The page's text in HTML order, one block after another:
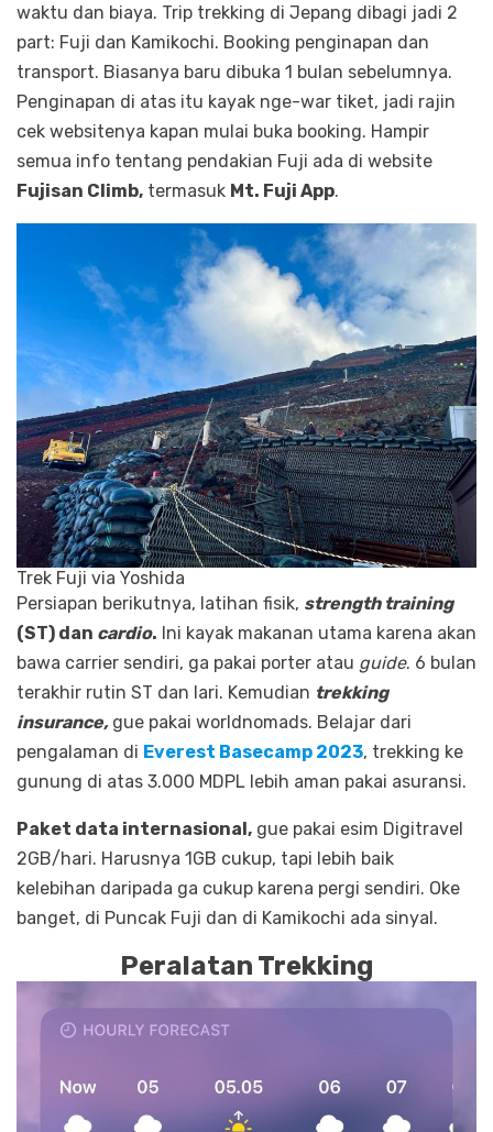
waktu dan biaya. Trip trekking di Jepang dibagi jadi 2
part: Fuji dan Kamikochi. Booking penginapan dan
transport. Biasanya baru dibuka 1 bulan sebelumnya.
Penginapan di atas itu kayak nge-war tiket, jadi rajin
cek websitenya kapan mulai buka booking. Hampir
semua info tentang pendakian Fuji ada di website
Fujisan Climb, termasuk Mt. Fuji App.
Trek Fuji via Yoshida
Persiapan berikutnya, latihan fisik, strength training
(ST) dan cardio. Ini kayak makanan utama karena akan
bawa carrier sendiri, ga pakai porter atau guide. 6 bulan
terakhir rutin ST dan lari. Kemudian trekking
insurance,gue pakai worldnomads. Belajar dari
pengalaman di Everest Basecamp 2023, trekking ke
gunung di atas 3.000 MDPL lebih aman pakai asuransi.
Paket data internasional, gue pakai esim Digitravel
2GB/hari. Harusnya 1GB cukup, tapi lebih baik
kelebihan daripada ga cukup karena pergi sendiri. Oke
banget, di Puncak Fuji dan di Kamikochi ada sinyal.
Peralatan Trekking